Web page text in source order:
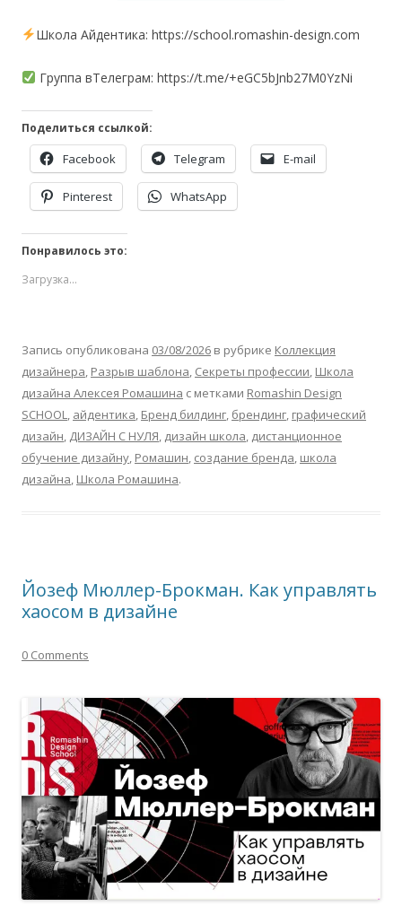
Школа Айдентика: https://school.romashin-design.com
Группа вТелеграм: https://t.me/+eGC5bJnb27M0YzNi
Поделиться ссылкой:
Facebook Telegram E-mail
Pinterest WhatsApp
Понравилось это:
Загрузка...
Запись опубликована 03/08/2026 в рубрике Коллекция
дизайнера, Разрыв шаблона, Секреты профессии, Школа
дизайна Алексея Ромашина с метками Romashin Design
SCHOOL, айдентика, Бренд билдинг, брендинг, графический
дизайн, ДИЗАЙН С НУЛЯ, дизайн школа, дистанционное
обучение дизайну, Ромашин, создание бренда, школа
дизайна, Школа Ромашина.
Йозеф Мюллер-Брокман. Как управлять
хаосом в дизайне
0 Comments